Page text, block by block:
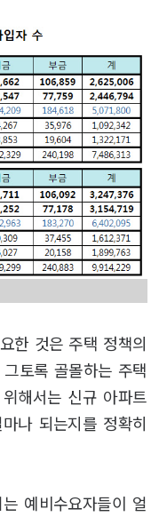
한 것은 주택 정책의
토록 골몰하는 주택
해서는 신규 아파트
나 되는지를 정확히
예비수요자들이 얼